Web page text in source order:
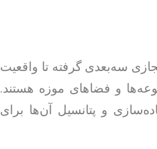
سه‌بعدی گرفته تا واقعیت
و فضاهای موزه هستند.
و پتانسیل آن‌ها برای